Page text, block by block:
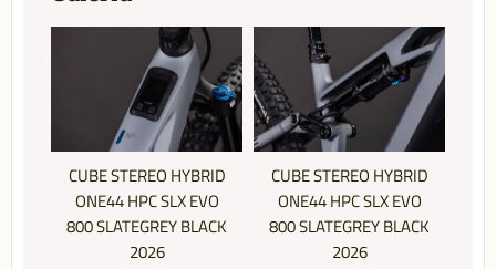
CUBE STEREO HYBRID
ONE44 HPC SLX EVO
800 SLATEGREY BLACK
2026
CUBE STEREO HYBRID
ONE44 HPC SLX EVO
800 SLATEGREY BLACK
2026